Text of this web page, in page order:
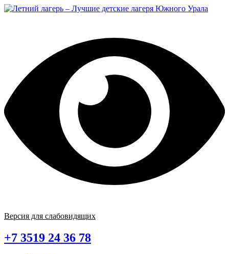
Перейти
Версия для слабовидящих
+7 3519 24 36 78